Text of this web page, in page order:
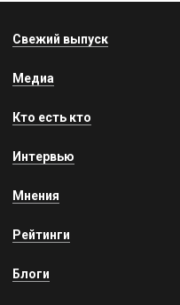
Свежий выпуск
Медиа
Кто есть кто
Интервью
Мнения
Рейтинги
Блоги